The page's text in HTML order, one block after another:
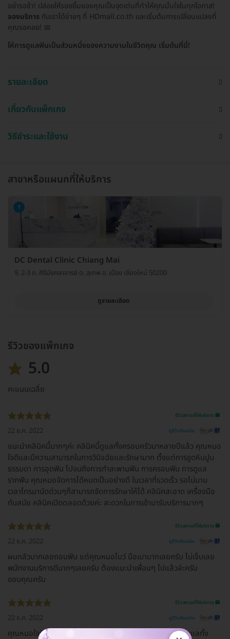
อย่ารอช้า! ปล่อยให้รอยยิ้มของคุณเป็นจุดเด่นที่ทำให้คุณมั่นใจในทุกโอกาส!
จองบริการ กับเราได้ง่ายๆ ที่ HDmall.co.th และเริ่มต้นการเปลี่ยนแปลงที่
คุณรอคอย! 📅
ให้การดูแลฟันเป็นส่วนหนึ่งของความงามในชีวิตคุณ เริ่มต้นที่นี่!
รายละเอียด
เกี่ยวกับแพ็กเกจ
วิธีชำระและใช้งาน
สาขาหรือแผนกที่ให้บริการ
1
DC Dental Clinic Chiang Mai
9, 2-3 ถ. ศิริมังคลาจารย์ ต. สุเทพ อ. เมือง เชียงใหม่ 50200
ดูรายละเอียด
รีวิวของแพ็กเกจ
5.0
คะแนนเฉลี่ย
รีวิวสถานที่ให้บริการ 🏥
22 ธ.ค. 2022 ดูรีวิวต้นฉบับ
แนะนำคลินิคนี้มากๆค่ะ คลินิคนี้ดูแลทั้งครอบครัวมาหลายปีแล้ว คุณหมอ
ใจดีและมีความสามารถในการวินิจฉัยและรักษามาก ตั้งแต่การขูดหินปูน
ธรรมดา การอุดฟัน ไปจนถึงการทำสะพานฟัน การครอบฟัน การดูแล
รากฟัน คุณหมอจัดการได้หมดเป็นอย่างดี ในเวลาที่รวดเร็ว รอไม่นาน
เวลาโทรมานัดด่วนๆก็สามารถจัดการรักษาให้ได้ คลินิคสะอาด เครื่องมือ
ทันสมัย คลินิคเปิดตลอดด้วยค่ะ สะดวกในการเข้ามารับบริการมากๆ
รีวิวสถานที่ให้บริการ 🏥
22 ธ.ค. 2022 ดูรีวิวต้นฉบับ
ผมกลัวมากเลยถอนฟัน แต่คุณหมอโบว์ มือเบามากเลยครับ ไม่เจ็บเลย
พนักงานบริการดีมากๆเลยครับ ต้องแนะนำเพื่อนๆ ไปแล้วล่ะครับ
ขอบคุณครับ
รีวิวสถานที่ให้บริการ 🏥
22 ธ.ค. 2022 ดูรีวิวต้นฉบับ
คุณหมอใจดี มืออาชีพ ให้คำแนะนำดีมากค่ะ วางใจให้คุณหมอ ดูแลทั้ง